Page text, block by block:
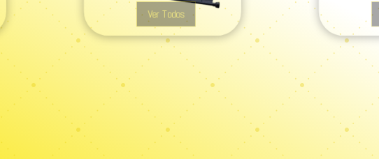
Ver Todos